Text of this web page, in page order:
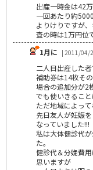
出産一時金は42
一回あたり約
よりけりですが
査の時は1万円位
1月に | 2011/04/
二人目出産した者
補助券は14枚そ
場合の追加分が2
でも使いきること
ただ地域によっ
先日友人が妊娠
なっていました!!!
私は大体健診代
た。
健診代＆分娩費
思いますが